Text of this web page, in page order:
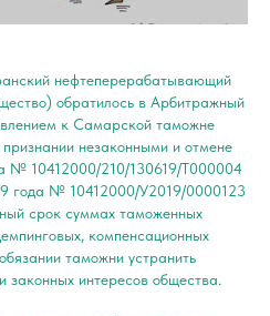
нефтеперерабатывающий
обратилось в Арбитражный
к Самарской таможне
незаконными и отмене
№ 10412000/210/130619/Т000004
года № 10412000/У2019/0000123
срок суммах таможенных
компенсационных
таможни устранить
интересов общества.